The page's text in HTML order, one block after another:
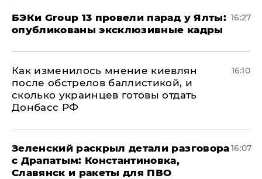
​БЭКи Group 13 провели парад у Ялты:
опубликованы эксклюзивные кадры
16:27
Как изменилось мнение киевлян
после обстрелов баллистикой, и
сколько украинцев готовы отдать
Донбасс РФ
16:10
​Зеленский раскрыл детали разговора
с Драпатым: Константиновка,
Славянск и ракеты для ПВО
16:07